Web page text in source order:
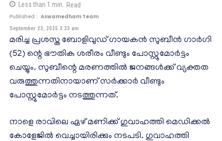
Less than 1 min. Read
Published : Aswamedham Team
September 23, 2025 3:33 am
മരിച്ച പ്രശസ്ത ബോളിവുഡ് ഗായകന്‍ സുബീന്‍ ഗാര്‍ഗി
(52) ന്റെ ഭൗതിക ശരീരം വീണ്ടും പോസ്റ്റുമോര്‍ട്ടം
ചെയ്യും. സുബീന്റെ മരണത്തില്‍ ജനങ്ങള്‍ക്ക് വ്യക്തത
വരുത്തുന്നതിനായാണ് സര്‍ക്കാര്‍ വീണ്ടും
പോസ്റ്റുമോര്‍ട്ടം നടത്തുന്നത്.
നാളെ രാവിലെ ഏഴ് മണിക്ക് ഗുവാഹത്തി മെഡിക്കല്‍
കോളേജില്‍ വെച്ചായിരിക്കും നടപടി. ഗുവാഹത്തി